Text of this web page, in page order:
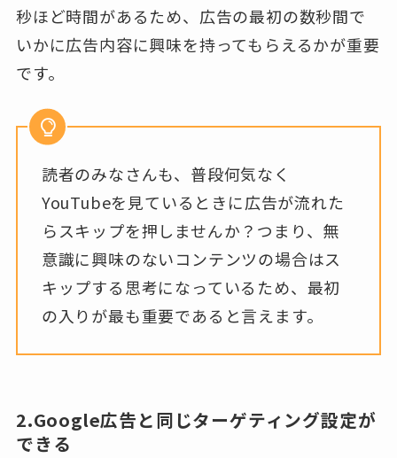
秒ほど時間があるため、広告の最初の数秒間で
いかに広告内容に興味を持ってもらえるかが重要
です。
読者のみなさんも、普段何気なく
YouTubeを見ているときに広告が流れた
らスキップを押しませんか？つまり、無
意識に興味のないコンテンツの場合はス
キップする思考になっているため、最初
の入りが最も重要であると言えます。
2.Google広告と同じターゲティング設定が
できる